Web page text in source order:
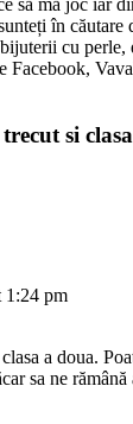
în căutare
cu
Facebook,
si
1:24 pm
a doua.
sa ne